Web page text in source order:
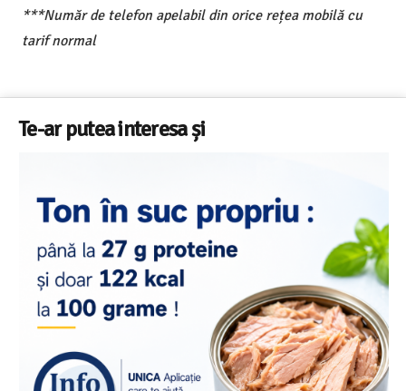
***Număr de telefon apelabil din orice rețea mobilă cu
tarif normal
Te-ar putea interesa și